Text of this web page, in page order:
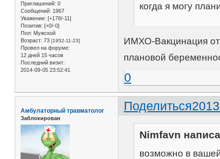
Приглашений: 0
Сообщений: 1967
Уважение: [+178/-11]
Позитив: [+0/-0]
Пол: Мужской
Возраст: 73 [1952-11-23]
Провел на форуме:
12 дней 15 часов
Последний визит:
2014-09-05 23:52:41
когда я могу
ИМХО-Вакцинация от
плановой
0
Поделиться
Амбулаторный травматолог
Заблокирован
Nimfavn
возможно в